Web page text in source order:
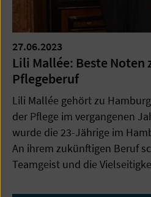
27.06.2023
Lili Mallée: Beste Noten
Pflegeberuf
Lili Mallée gehört zu
der Pflege im vergangenen
wurde die 23-Jährige im
An ihrem zukünftigen Beruf
Teamgeist und die